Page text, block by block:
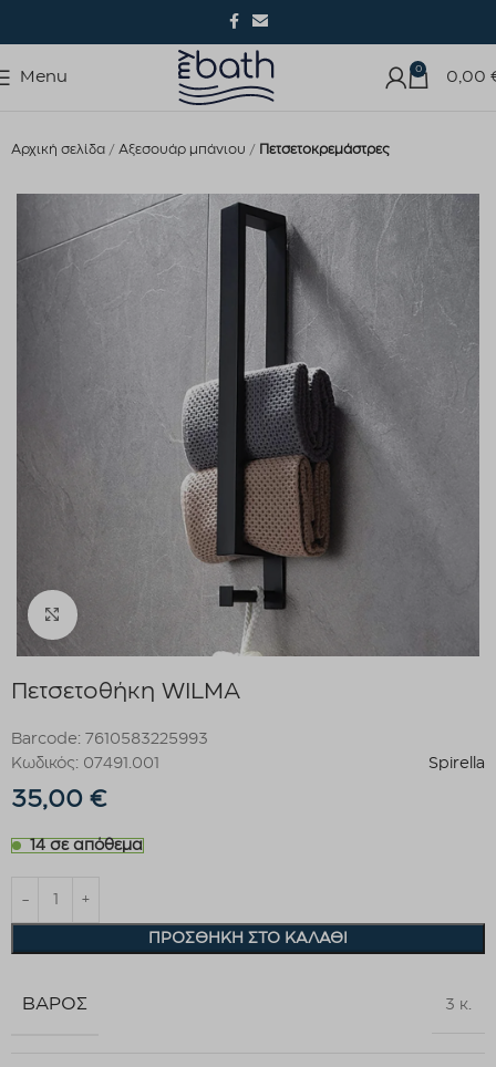
Menu 0 0,00
Αρχική σελίδα Αξεσουάρ μπάνιου Πετσετοκρεμάστρες
Click to enlarge
Πετσετοθήκη WILMA
Barcode: 7610583225993
Κωδικός: 07491.001
Spirella
35,00 €
14 σε απόθεμα
ΠΡΟΣΘΉΚΗ ΣΤΟ ΚΑΛΆΘΙ
ΒΆΡΟΣ 3 κ.